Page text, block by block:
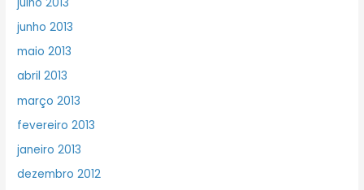
junho 2013
maio 2013
abril 2013
março 2013
fevereiro 2013
janeiro 2013
dezembro 2012